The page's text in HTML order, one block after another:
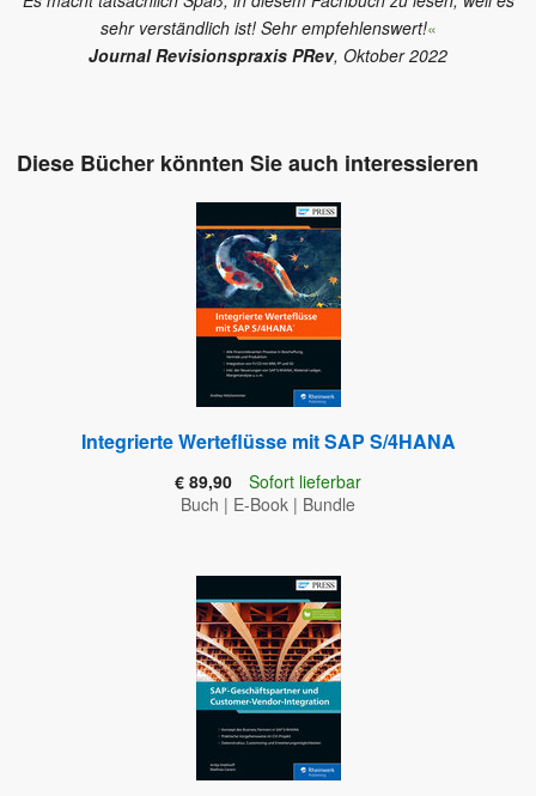
sehr verständlich ist! Sehr empfehlenswert!«
Journal Revisionspraxis PRev, Oktober 2022
Diese Bücher könnten Sie auch interessieren
Integrierte Werteflüsse mit SAP S/4HANA
€ 89,90
Sofort lieferbar
Buch | E-Book | Bundle